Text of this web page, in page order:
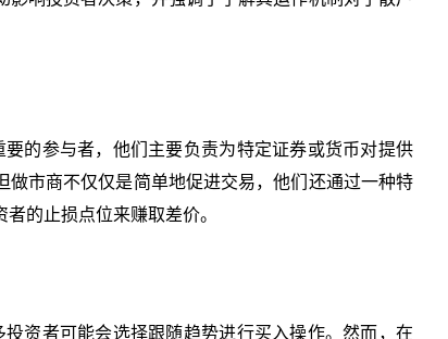
要的参与者，他们主要负责为特定证券或货币对提供
做市商不仅仅是简单地促进交易，他们还通过一种特
的止损点位来赚取差价。
资者可能会选择跟随趋势进行买入操作。然而，在